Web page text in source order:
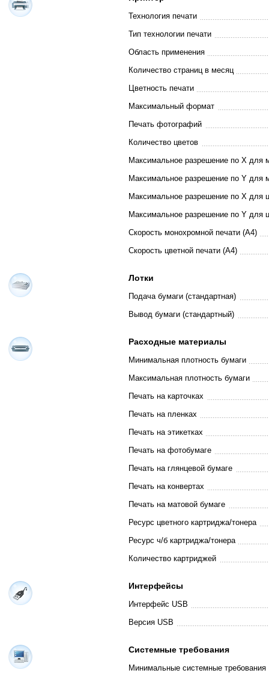
Технология печати
Тип технологии печати
Область применения
Количество страниц в месяц
Цветность печати
Максимальный формат
Печать фотографий
Количество цветов
Максимальное разрешение по X для
Максимальное разрешение по Y для
Максимальное разрешение по X для
Максимальное разрешение по Y для
Скорость монохромной печати (A4)
Скорость цветной печати (A4)
Лотки
Подача бумаги (стандартная)
Вывод бумаги (стандартный)
Расходные материалы
Минимальная плотность бумаги
Максимальная плотность бумаги
Печать на карточках
Печать на пленках
Печать на этикетках
Печать на фотобумаге
Печать на глянцевой бумаге
Печать на конвертах
Печать на матовой бумаге
Ресурс цветного картриджа/тонера
Ресурс ч/б картриджа/тонера
Количество картриджей
Интерфейсы
Интерфейс USB
Версия USB
Системные требования
Минимальные системные требования